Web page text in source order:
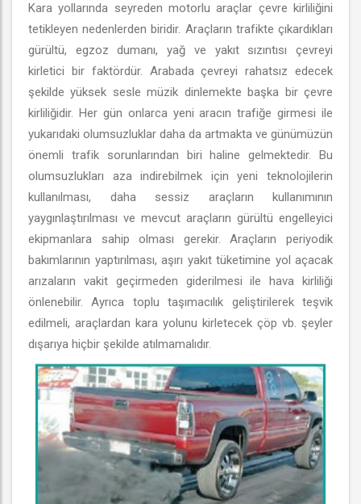
Kara yollarında seyreden motorlu araçlar çevre kirliliğini
tetikleyen nedenlerden biridir. Araçların trafikte çıkardıkları
gürültü, egzoz dumanı, yağ ve yakıt sızıntısı çevreyi
kirletici bir faktördür. Arabada çevreyi rahatsız edecek
şekilde yüksek sesle müzik dinlemekte başka bir çevre
kirliliğidir. Her gün onlarca yeni aracın trafiğe girmesi ile
yukarıdaki olumsuzluklar daha da artmakta ve günümüzün
önemli trafik sorunlarından biri haline gelmektedir. Bu
olumsuzlukları aza indirebilmek için yeni teknolojilerin
kullanılması, daha sessiz araçların kullanımının
yaygınlaştırılması ve mevcut araçların gürültü engelleyici
ekipmanlara sahip olması gerekir. Araçların periyodik
bakımlarının yaptırılması, aşırı yakıt tüketimine yol açacak
arızaların vakit geçirmeden giderilmesi ile hava kirliliği
önlenebilir. Ayrıca toplu taşımacılık geliştirilerek teşvik
edilmeli, araçlardan kara yolunu kirletecek çöp vb. şeyler
dışarıya hiçbir şekilde atılmamalıdır.